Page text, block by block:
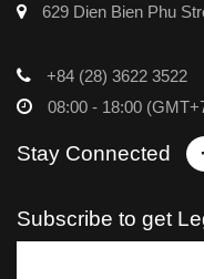
629 Dien Bien Phu
+84 (28) 3622 3522
08:00 - 18:00
Stay Connected
Subscribe to get